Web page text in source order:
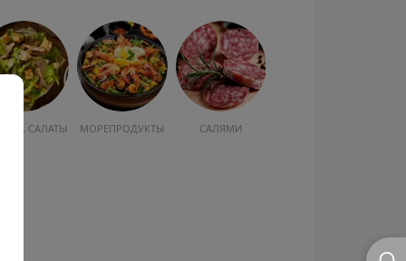
САЛАТЫ МОРЕПРОДУКТЫ САЛЯМИ